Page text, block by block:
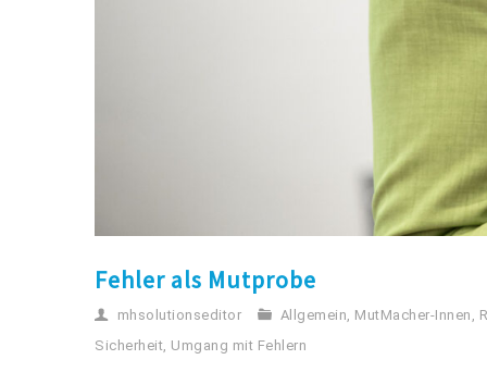
Fehler als Mutprobe
mhsolutionseditor Allgemein MutMacher-Innen
Sicherheit Umgang mit Fehlern